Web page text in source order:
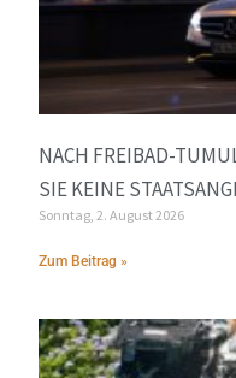
NACH FREIBAD-
SIE KEINE
Sonntag, 2. August 2026
Zum Beitrag »